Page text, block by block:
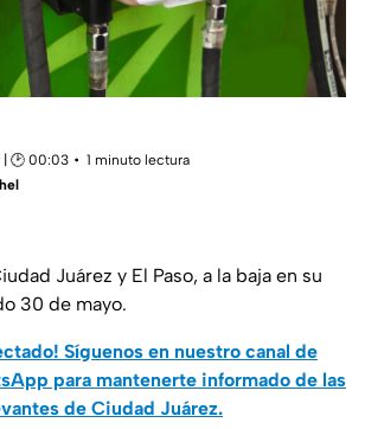
| 🕑 00:03
1 minuto lectura
Juárez y El Paso, a la baja en su
30 de mayo.
Síguenos en nuestro canal de
para mantenerte informado de las
de Ciudad Juárez.